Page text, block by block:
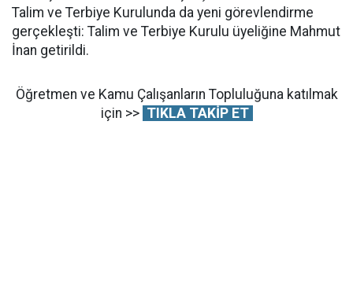
Talim ve Terbiye Kurulunda da yeni görevlendirme
gerçekleşti: Talim ve Terbiye Kurulu üyeliğine Mahmut
İnan getirildi.
Öğretmen ve Kamu Çalışanların Topluluğuna katılmak
için >> TIKLA TAKİP ET